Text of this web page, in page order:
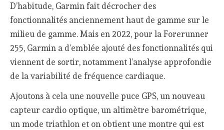
D’habitude, Garmin fait décrocher des
fonctionnalités anciennement haut de gamme sur le
milieu de gamme. Mais en 2022, pour la Forerunner
255, Garmin a d’emblée ajouté des fonctionnalités qui
viennent de sortir, notamment l’analyse approfondie
de la variabilité de fréquence cardiaque.
Ajoutons à cela une nouvelle puce GPS, un nouveau
capteur cardio optique, un altimètre barométrique,
un mode triathlon et on obtient une montre qui est